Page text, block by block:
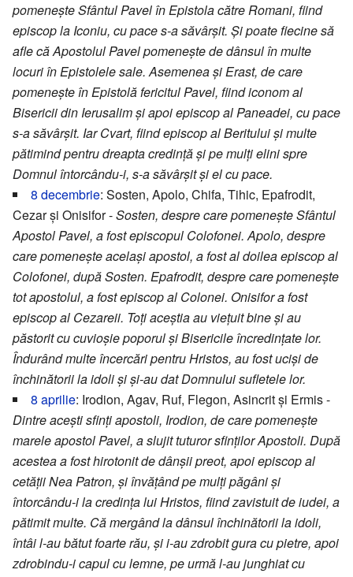
pomenește Sfântul Pavel în Epistola către Romani, fiind
episcop la Iconiu, cu pace s-a săvârșit. Și poate fiecine să
afle că Apostolul Pavel pomenește de dânsul în multe
locuri în Epistolele sale. Asemenea și Erast, de care
pomenește în Epistolă fericitul Pavel, fiind iconom al
Bisericii din Ierusalim și apoi episcop al Paneadei, cu pace
s-a săvârșit. Iar Cvart, fiind episcop al Beritului și multe
pătimind pentru dreapta credință și pe mulți elini spre
Domnul întorcându-i, s-a săvârșit și el cu pace.
8 decembrie: Sosten, Apolo, Chifa, Tihic, Epafrodit,
Cezar și Onisifor -Sosten, despre care pomenește Sfântul
Apostol Pavel, a fost episcopul Colofonei. Apolo, despre
care pomenește același apostol, a fost al doilea episcop al
Colofonei, după Sosten. Epafrodit, despre care pomenește
tot apostolul, a fost episcop al Colonei. Onisifor a fost
episcop al Cezareii. Toți aceștia au viețuit bine și au
păstorit cu cuvioșie poporul și Bisericile încredințate lor.
Îndurând multe încercări pentru Hristos, au fost uciși de
închinătorii la idoli și și-au dat Domnului sufletele lor.
8 aprilie: Irodion, Agav, Ruf, Flegon, Asincrit și Ermis -
Dintre acești sfinți apostoli, Irodion, de care pomenește
marele apostol Pavel, a slujit tuturor sfinților Apostoli. După
acestea a fost hirotonit de dânșii preot, apoi episcop al
cetății Nea Patron, și învățând pe mulți păgâni și
întorcându-i la credința lui Hristos, fiind zavistuit de iudei, a
pătimit multe. Că mergând la dânsul închinătorii la idoli,
întâi l-au bătut foarte rău, și i-au zdrobit gura cu pietre, apoi
zdrobindu-i capul cu lemne, pe urmă l-au junghiat cu